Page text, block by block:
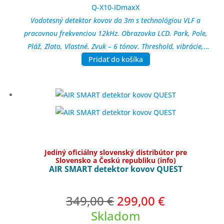
Q-X10-IDmaxX
Vodotesný detektor kovov do 3m s technológiou VLF a
pracovnou frekvenciou 12kHz. Obrazovka LCD. Park, Pole,
Pláž, Zlato, Vlastné. Zvuk – 6 tónov. Threshold, vibrácie,
Pinpoint, dikrimonácia 10 segmentov, rozsah ID 1-99,
reproduktor s nastaviteľnou hlasitosťou, Bluetooth.
Vodotesná cievka Blade11. Napájanie zabudovanou Li-Pol
49~133cm.Váha iba 1,2kg
Pridať do košíka
Jediný oficiálny slovenský distribútor pre
Slovensko a Českú republiku (info)
AIR SMART detektor kovov QUEST
349,00€ Pôvodná
cena
299,00 €Aktuálna
Skladom